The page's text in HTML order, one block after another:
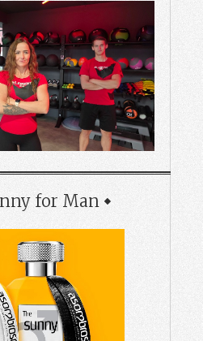
for Man